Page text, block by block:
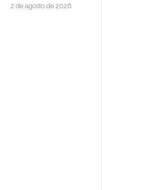
2 de agosto de 2026